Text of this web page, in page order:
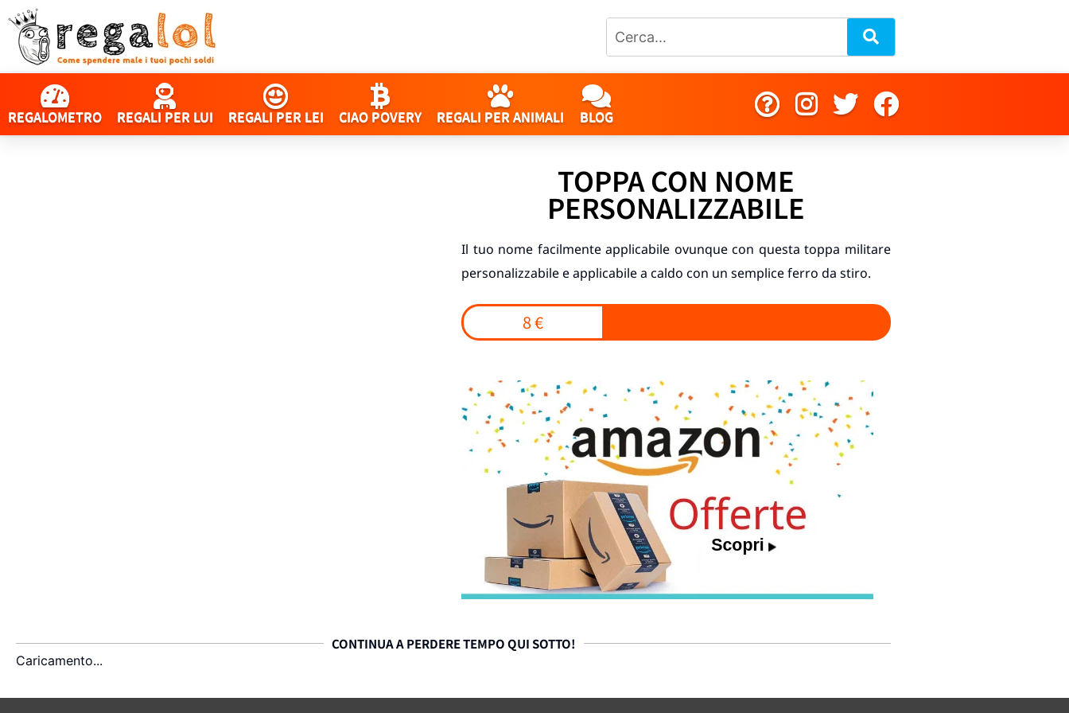
REGALOMETRO REGALI PER LUI REGALI PER LEI CIAO POVERY REGALI PER ANIMALI BLOG
TOPPA CON NOME
PERSONALIZZABILE
Il tuo nome facilmente applicabile ovunque con questa toppa militare
personalizzabile e applicabile a caldo con un semplice ferro da stiro.
8 €
CONTINUA A PERDERE TEMPO QUI SOTTO!
Caricamento...